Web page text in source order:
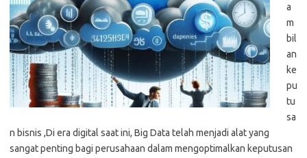
a
m
bil
an
ke
pu
tu
sa
n bisnis ,Di era digital saat ini, Big Data telah menjadi alat yang
sangat penting bagi perusahaan dalam mengoptimalkan keputusan